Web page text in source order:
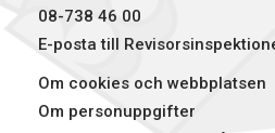
08-738 46 00
E-posta till
Om cookies och webbplatsen
Om personuppgifter